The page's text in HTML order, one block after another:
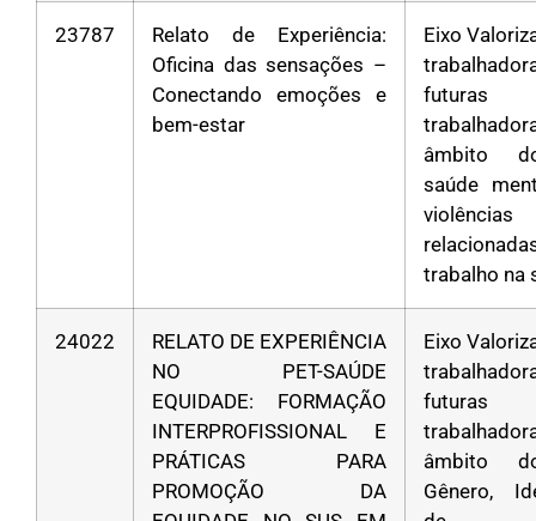
23787
Relato de Experiência:
Oficina das sensações –
Conectando emoções e
bem-estar
Eixo
futuras
âmbito
saúde
violências
trabalho na
24022
RELATO DE EXPERIÊNCIA
NO PET-SAÚDE
EQUIDADE: FORMAÇÃO
INTERPROFISSIONAL E
PRÁTICAS PARA
PROMOÇÃO DA
Eixo
futuras
âmbito
Gênero,